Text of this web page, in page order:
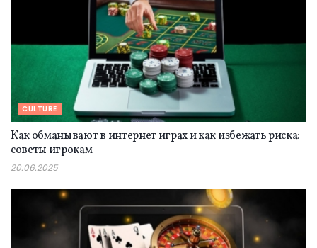
CULTURE
Как обманывают в интернет играх и как избежать риска:
советы игрокам
20.06.2025